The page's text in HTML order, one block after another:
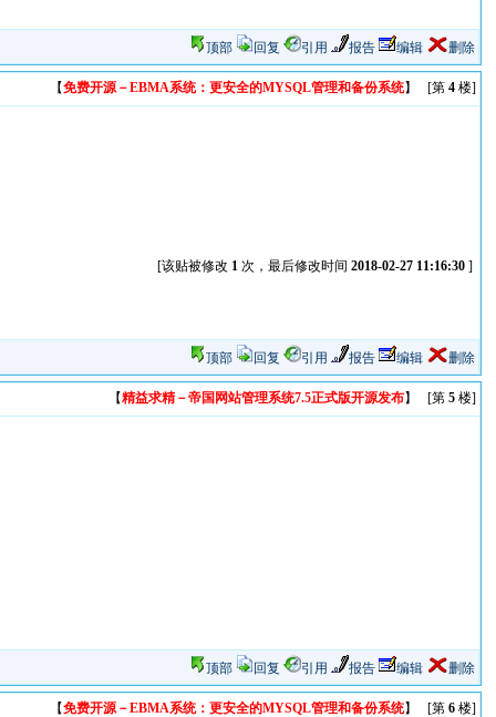
顶部 回复 引用 报告 编辑 删除
【免费开源－EBMA系统：更安全的MYSQL管理和备份系统】 [第 4楼]
[该贴被修改 1次，最后修改时间 2018-02-27 11:16:30]
顶部 回复 引用 报告 编辑 删除
【精益求精－帝国网站管理系统7.5正式版开源发布】 [第 5楼]
顶部 回复 引用 报告 编辑 删除
【免费开源－EBMA系统：更安全的MYSQL管理和备份系统】 [第 6楼]